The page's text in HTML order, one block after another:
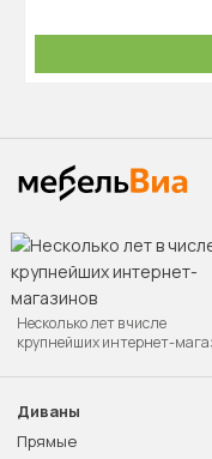
Несколько лет в числе
крупнейших интернет-
Диваны
Прямые